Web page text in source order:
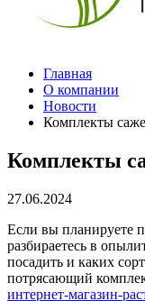
Главная
О компании
Новости
Комплекты
Комплекты
27.06.2024
Если вы планируете
разбираетесь в
посадить и каких
потрясающий
интернет-магазин-